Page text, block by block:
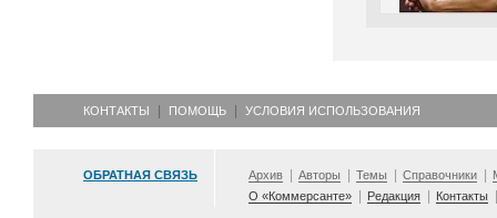
КОНТАКТЫ ПОМОЩЬ УСЛОВИЯ ИСПОЛЬЗОВАНИЯ
ОБРАТНАЯ СВЯЗЬ Архив Авторы Темы Справочники
О «Коммерсанте»
Редакция Контакты